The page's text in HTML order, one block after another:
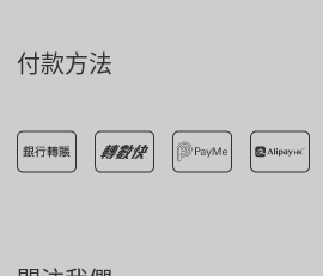
付款方法